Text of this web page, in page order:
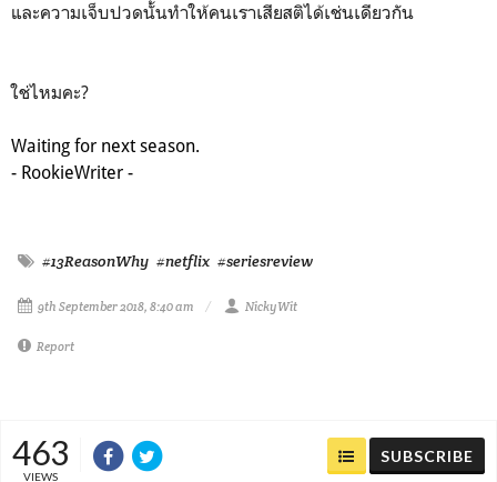
และความเจ็บปวดนั้นทำให้คนเราเสียสติได้เช่นเดียวกัน
ใช่ไหมคะ?
Waiting for next season.
- RookieWriter -
#13ReasonWhy #netflix #seriesreview
9th September 2018, 8:40 am NickyWit
Report
463
VIEWS
SUBSCRIBE